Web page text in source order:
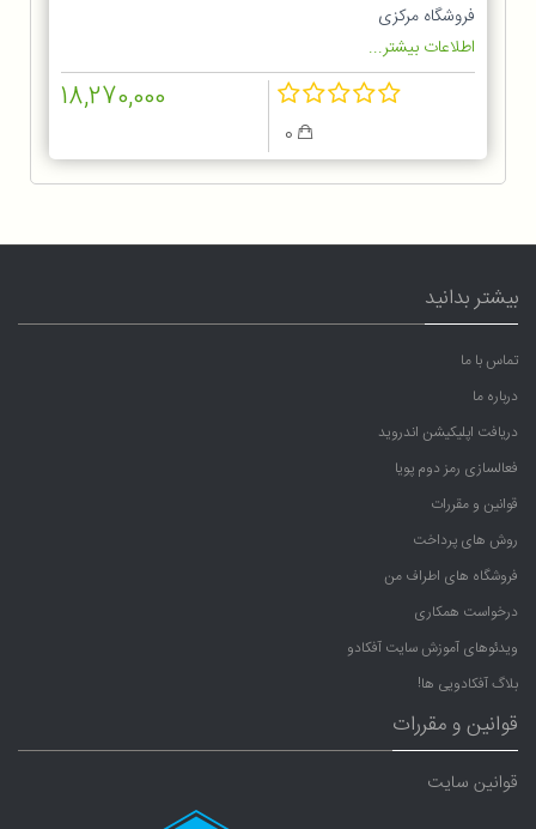
فروشگاه مرکزی
اطلاعات بیشتر...
18,270,000
بیشتر بدانید
تماس با ما
درباره ما
دریافت اپلیکیشن اندروید
فعالسازی رمز دوم پویا
قوانین و مقررات
روش های پرداخت
فروشگاه های اطراف من
درخواست همکاری
ویدئوهای آموزش سایت آفکادو
بلاگ آفکادویی ها!
قوانین و مقررات
قوانین سایت